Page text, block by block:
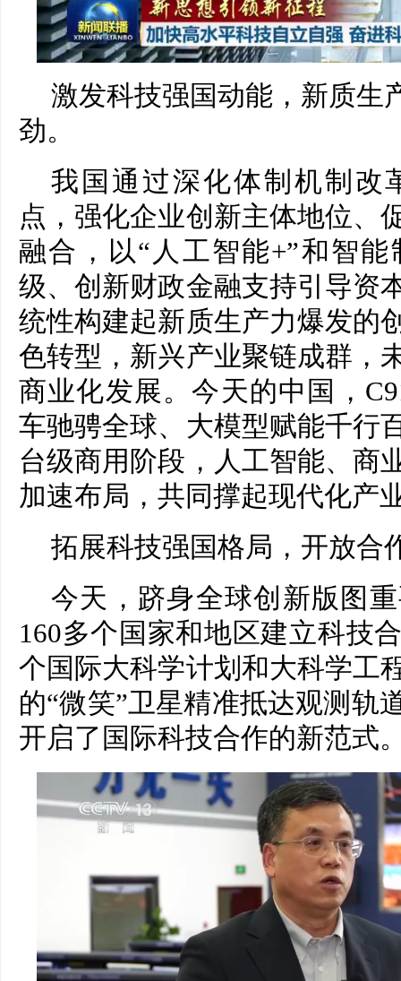
激发科技强国动能，新质生
劲。
我国通过深化体制机制改
点，强化企业创新主体地位、
融合，以“人工智能+”和智
级、创新财政金融支持引导资
统性构建起新质生产力爆发的
色转型，新兴产业聚链成群，
商业化发展。今天的中国，
车驰骋全球、大模型赋能千行
台级商用阶段，人工智能、商
加速布局，共同撑起现代化产
拓展科技强国格局，开放合
今天，跻身全球创新版图
160多个国家和地区建立科技
个国际大科学计划和大科学工
的“微笑”卫星精准抵达观测轨
开启了国际科技合作的新范式